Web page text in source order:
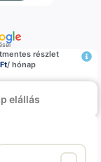
részlet
/ hónap
elállás